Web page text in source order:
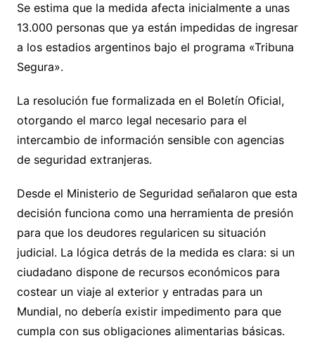
Se estima que la medida afecta inicialmente a unas
13.000 personas que ya están impedidas de ingresar
a los estadios argentinos bajo el programa «Tribuna
Segura».
La resolución fue formalizada en el Boletín Oficial,
otorgando el marco legal necesario para el
intercambio de información sensible con agencias
de seguridad extranjeras.
Desde el Ministerio de Seguridad señalaron que esta
decisión funciona como una herramienta de presión
para que los deudores regularicen su situación
judicial. La lógica detrás de la medida es clara: si un
ciudadano dispone de recursos económicos para
costear un viaje al exterior y entradas para un
Mundial, no debería existir impedimento para que
cumpla con sus obligaciones alimentarias básicas.